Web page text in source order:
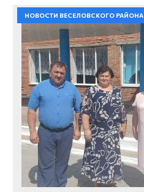
НОВОСТИ ВЕСЕЛОВСКОГО РАЙОНА